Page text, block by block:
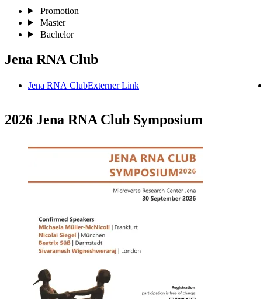
Promotion
Master
Bachelor
Jena RNA Club
Jena RNA ClubExterner Link
2026 Jena RNA Club Symposium